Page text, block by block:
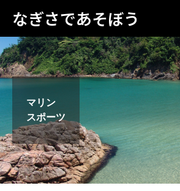
なぎさであそぼう
マリン
スポーツ